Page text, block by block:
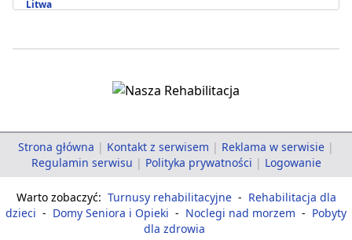
Litwa
Strona główna | Kontakt z serwisem | Reklama w serwisie |
Regulamin serwisu | Polityka prywatności | Logowanie
Warto zobaczyć: Turnusy rehabilitacyjne - Rehabilitacja dla
dzieci - Domy Seniora i Opieki - Noclegi nad morzem - Pobyty
dla zdrowia